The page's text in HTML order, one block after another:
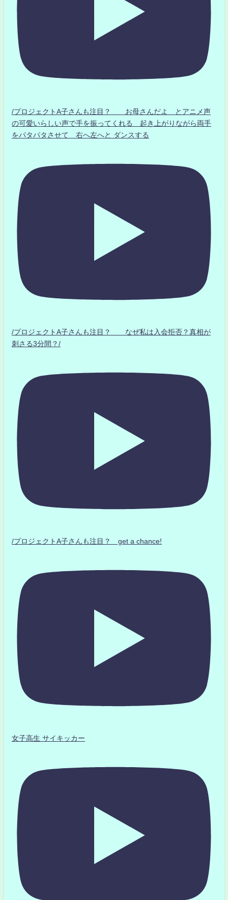
/プロジェクトA子さんも注目？ お母さんだよ とアニメ声
の可愛いらしい声で手を振ってくれる 起き上がりながら両手
をパタパタさせて 右へ左へと ダンスする
/プロジェクトA子さんも注目？ なぜ私は入会拒否？真相が
刺さる3分間？/
/プロジェクトA子さんも注目？ get a chance!
女子高生 サイキッカー